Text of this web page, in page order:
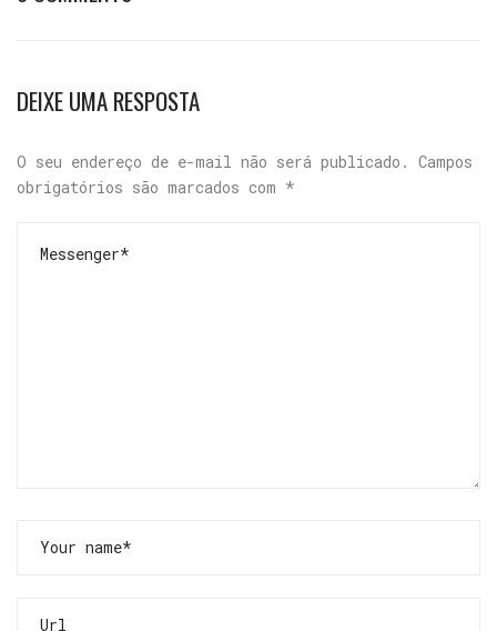
DEIXE UMA RESPOSTA
O seu endereço de e-mail não será publicado. Campos
obrigatórios são marcados com *